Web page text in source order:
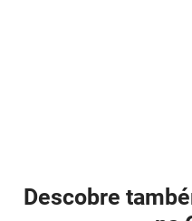
Descobre